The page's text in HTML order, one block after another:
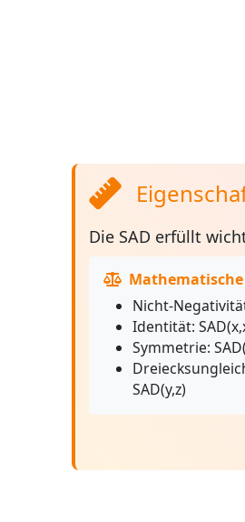
Die SAD erfüllt
Nicht-
Identität:
Symmetrie:
SAD(y,z)